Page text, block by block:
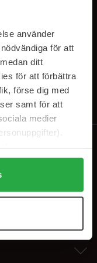
använder
för att
ditt
för att förbättra
förse dig med
samt för att
medier
accepterar du
kan anpassa
helst återkalla
. Du kan melde deg